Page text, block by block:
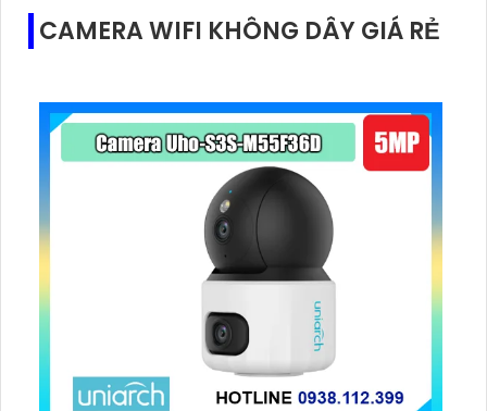
hợp để lắp đặt ngoài trời, như nhà xưởng hay các kho
hàng. Đồng thời, với công nghệ hình ảnh IP POE, chất
giữ an ninh.
CAMERA WIFI KHÔNG DÂY GIÁ RẺ